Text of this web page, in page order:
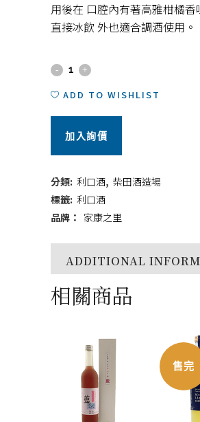
用後在 口腔內有著高雅柑橘
直接冰飲 外也適合調酒使用。
家
康
之
柑
酒
720ml
quantity
ADD TO WISHLIST
加入詢價
分類: 利口酒, 柴田酒造場
標籤: 利口酒
品牌： 家康之里
ADDITIONAL
相關商品
售完